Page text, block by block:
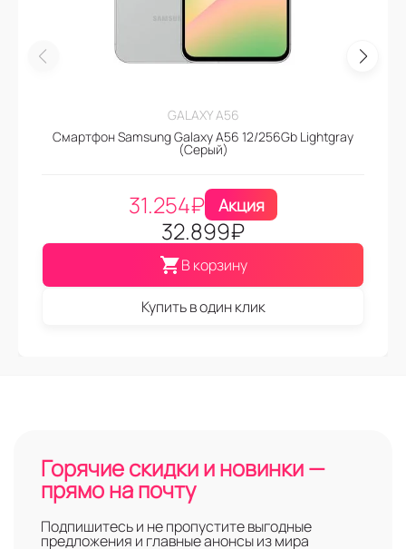
GALAXY A56
Смартфон Samsung Galaxy A56 12/256Gb Lightgray
(Серый)
31.254₽ Акция
32.899₽
В корзину
Купить в один клик
Горячие скидки и новинки —
прямо на почту
Подпишитесь и не пропустите выгодные
предложения и главные анонсы из мира